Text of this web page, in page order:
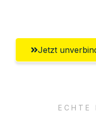
Jetzt
ECHTE